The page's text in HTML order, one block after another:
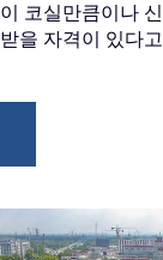
코실만큼이나
을 자격이 있다